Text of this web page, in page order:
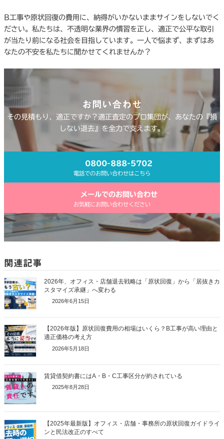
B工事や原状回復の費用に、納得がいかないままサインをしないでく
ださい。私たちは、不透明な業界の慣習を正し、適正で公平な取引
が当たり前になる社会を目指しています。一人で悩まず、まずはあ
なたの不安を私たちに聞かせてくれませんか？
お問い合わせ
その見積もり、適正ですか？適正査定のプロ集団が、あなたの『損
しない退去』を全力で支えます。
0800-888-5702
電話でのお問い合わせはこちら
メールでのお問い合わせ
お気軽にお問い合わせください
関連記事
2026年、オフィス・店舗退去戦略は「原状回復」から「居抜きカ
スタマイズ承継」へ変わる
2026年6月15日
【2026年版】原状回復費用の相場はいくら？B工事が高い理由と
適正価格の考え方
2026年5月18日
賃貸借契約書にはA・B・C工事区分が約されている
2025年8月28日
【2025年最新版】オフィス・店舗・事務所の原状回復ガイドライ
ンと民法改正のすべて